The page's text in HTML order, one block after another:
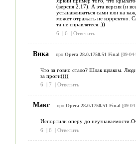
(версия 2.17). А эта версия (и
устанавливаться сами или на
может отражать не корректно.
та не справлятеся..))
6
| 6 | Ответить
Вика про Opera 28.0.1750.51 Final [09-
Что за говно стало? Шлак щлаком.
за проги((((
6
| 7 | Ответить
Макс про Opera 28.0.1750.51 Final [09-
Испортили оперу до
6
| 6 | Ответить